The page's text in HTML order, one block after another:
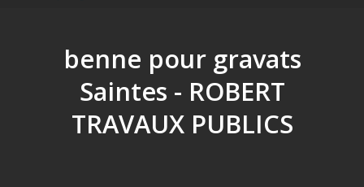
benne pour gravats
Saintes - ROBERT
TRAVAUX PUBLICS